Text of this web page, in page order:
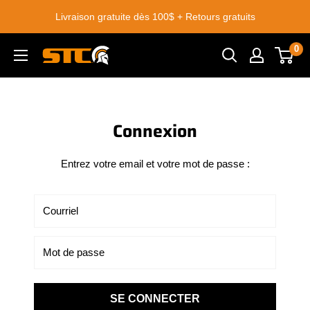
contenu
Livraison gratuite dès 100$ + Retours gratuits
STC
0
Connexion
Entrez votre email et votre mot de passe :
Courriel
Mot de passe
SE CONNECTER